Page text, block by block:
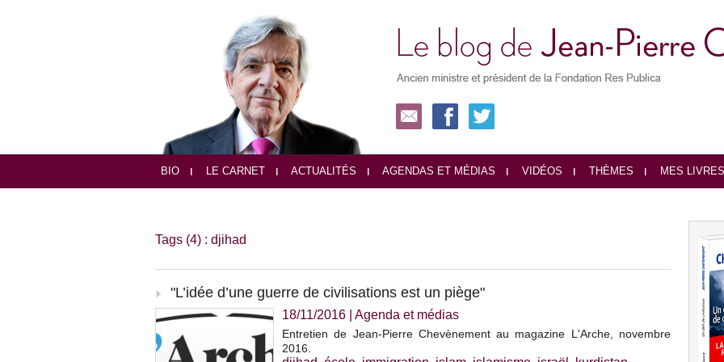
BIO LE CARNET ACTUALITÉS AGENDAS ET MÉDIAS VIDÉOS THÈMES MES LIVRES
Tags (4) : djihad
"L’idée d’une guerre de civilisations est un piège"
18/11/2016 Agenda et médias
Entretien de Jean-Pierre Chevènement au magazine L'Arche, novembre
2016.